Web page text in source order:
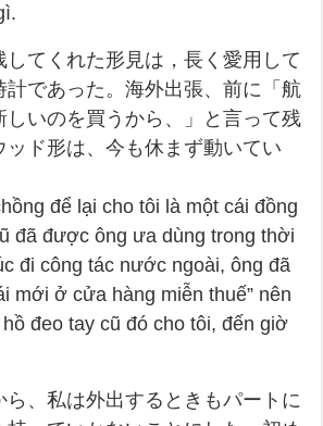
してくれた形見は，長く愛用して
計であった。海外出張、前に「航
しいのを買うから、」と言って残
ッド形は、今も休まず動いてい
để lại cho tôi là một cái đồng
đã được ông ưa dùng trong thời
đi công tác nước ngoài, ông đã
mới ở cửa hàng miễn thuế” nên
đeo tay cũ đó cho tôi, đến giờ
ら、私は外出するときもパートに